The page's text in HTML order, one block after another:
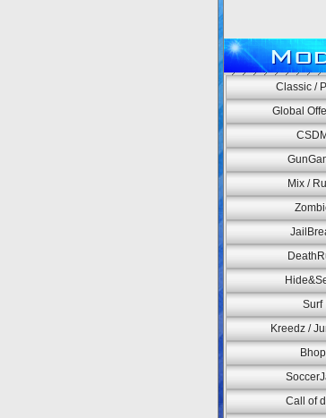
Classic /
Global
CSDM
Mix /
Surf
Kreedz /
Bhop
Call of